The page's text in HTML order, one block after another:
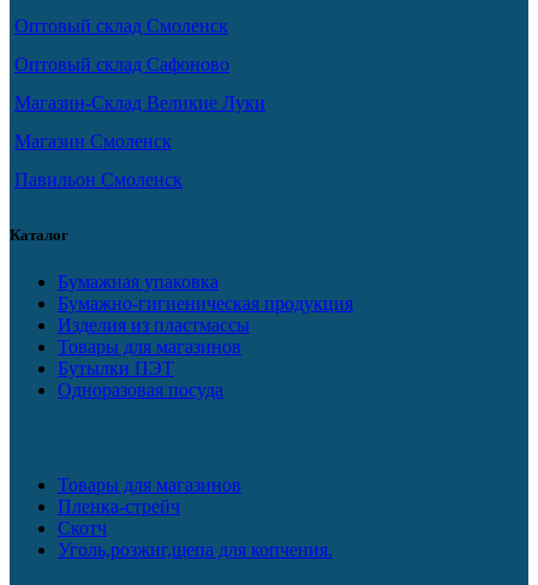
Оптовый склад Смоленск
Оптовый склад Сафоново
Магазин-Склад Великие Луки
Магазин Смоленск
Павильон Смоленск
Каталог
Бумажная упаковка
Бумажно-гигиеническая продукция
Изделия из пластмассы
Товары для магазинов
Бутылки ПЭТ
Одноразовая посуда
Товары для магазинов
Пленка-стрейч
Скотч
Уголь,розжиг,щепа для копчения.